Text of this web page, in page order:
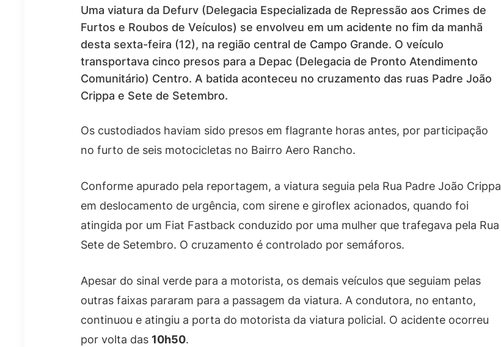
Uma viatura da Defurv (Delegacia Especializada de Repressão aos Crimes de
Furtos e Roubos de Veículos) se envolveu em um acidente no fim da manhã
desta sexta-feira (12), na região central de Campo Grande. O veículo
transportava cinco presos para a Depac (Delegacia de Pronto Atendimento
Comunitário) Centro. A batida aconteceu no cruzamento das ruas Padre João
Crippa e Sete de Setembro.
Os custodiados haviam sido presos em flagrante horas antes, por participação
no furto de seis motocicletas no Bairro Aero Rancho.
Conforme apurado pela reportagem, a viatura seguia pela Rua Padre João Crippa
em deslocamento de urgência, com sirene e giroflex acionados, quando foi
atingida por um Fiat Fastback conduzido por uma mulher que trafegava pela Rua
Sete de Setembro. O cruzamento é controlado por semáforos.
Apesar do sinal verde para a motorista, os demais veículos que seguiam pelas
outras faixas pararam para a passagem da viatura. A condutora, no entanto,
continuou e atingiu a porta do motorista da viatura policial. O acidente ocorreu
por volta das 10h50.